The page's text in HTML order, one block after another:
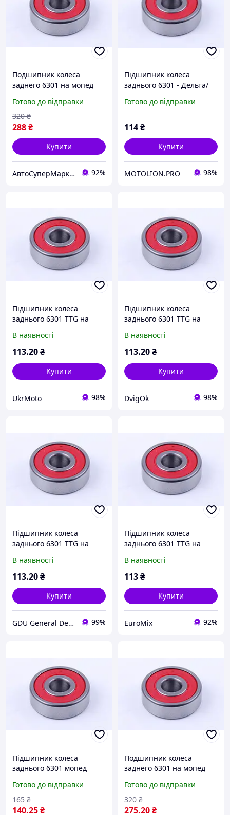
Подшипник колеса
заднего 6301 на мопед
Готово до відправки
288₴
320 ₴
Купити
АвтоСуперМаркет 92%
Підшипник колеса
заднього 6301 - Дельта/
Готово до відправки
114₴
Купити
MOTOLION.PRO 98%
Підшипник колеса
заднього 6301 TTG на
В наявності
113.20₴
Купити
UkrMoto 98%
Підшипник колеса
заднього 6301 TTG на
В наявності
113.20₴
Купити
DvigOk 98%
Підшипник колеса
заднього 6301 TTG на
В наявності
113.20₴
Купити
GDU General Dealers of Ukraine 99%
Підшипник колеса
заднього 6301 TTG на
В наявності
113₴
Купити
EuroMix 92%
Підшипник колеса
заднього 6301 мопед
Готово до відправки
140.25₴
165 ₴
Подшипник колеса
заднего 6301 на мопед
Готово до відправки
275.20₴
320 ₴